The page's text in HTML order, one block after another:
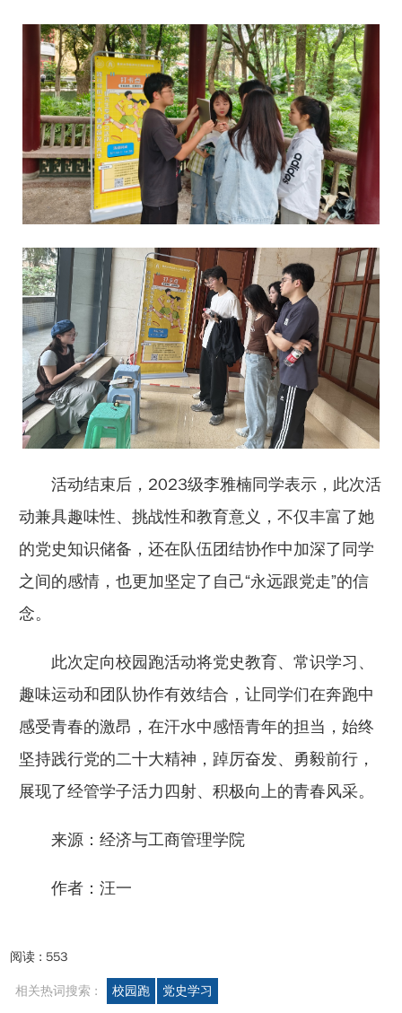
活动结束后，2023级李雅楠同学表示，此次活
动兼具趣味性、挑战性和教育意义，不仅丰富了她
的党史知识储备，还在队伍团结协作中加深了同学
之间的感情，也更加坚定了自己“永远跟党走”的信
念。
此次定向校园跑活动将党史教育、常识学习、
趣味运动和团队协作有效结合，让同学们在奔跑中
感受青春的激昂，在汗水中感悟青年的担当，始终
坚持践行党的二十大精神，踔厉奋发、勇毅前行，
展现了经管学子活力四射、积极向上的青春风采。
来源：经济与工商管理学院
作者：汪一
阅读 : 553
相关热词搜索 : 校园跑 党史学习